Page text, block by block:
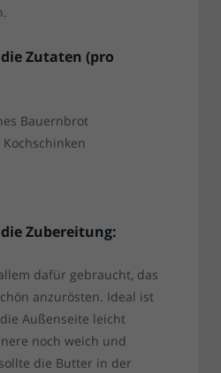
Zutaten (pro
Bauernbrot
Zubereitung:
dafür gebraucht, das
anzurösten. Ideal ist
Außenseite leicht
noch weich und
die Butter in der